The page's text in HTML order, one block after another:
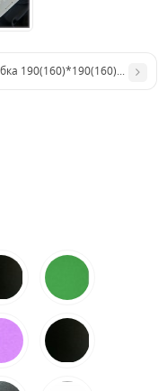
190(160)*190(160)*35 мм